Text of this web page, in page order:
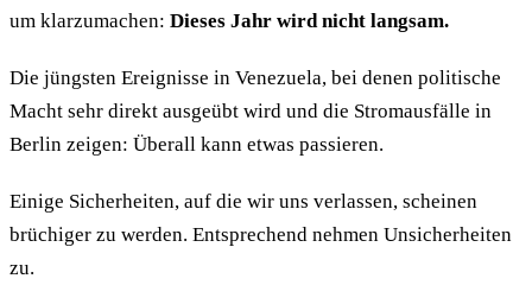
um klarzumachen: Dieses Jahr wird nicht langsam.
Die jüngsten Ereignisse in Venezuela, bei denen politische
Macht sehr direkt ausgeübt wird und die Stromausfälle in
Berlin zeigen: Überall kann etwas passieren.
Einige Sicherheiten, auf die wir uns verlassen, scheinen
brüchiger zu werden. Entsprechend nehmen Unsicherheiten
zu.